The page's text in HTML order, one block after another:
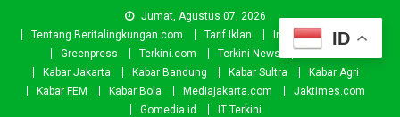
Jumat, Agustus 07, 2026
Tentang Beritalingkungan.com
Tarif Iklan Investor
Donasi
Greenpress
Terkini.com Terkini News
Kabar.id
Kabar Jakarta
Kabar Bandung Kabar Sultra
Kabar Agri
Kabar FEM
Kabar Bola Mediajakarta.com
Jaktimes.com
Gomedia.id
IT Terkini
ID